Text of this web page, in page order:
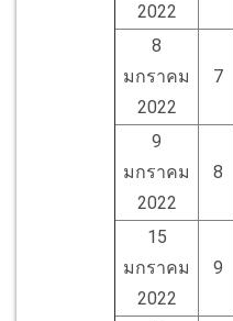
2022
8
มกราคม
2022
7
9
มกราคม
2022
8
15
มกราคม
2022
9